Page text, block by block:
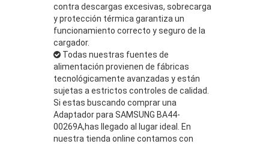
contra descargas excesivas, sobrecarga
y protección térmica garantiza un
funcionamiento correcto y seguro de la
cargador.
Todas nuestras fuentes de
alimentación provienen de fábricas
tecnológicamente avanzadas y están
sujetas a estrictos controles de calidad.
Si estas buscando comprar una
Adaptador para SAMSUNG BA44-
00269A,has llegado al lugar ideal. En
nuestra tienda online contamos con